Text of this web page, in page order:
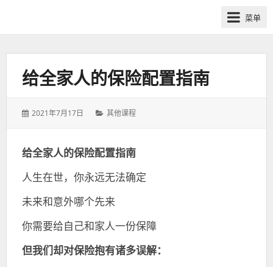
筹
群-
菜单
给全家人的保险配置指南
发
2021年7月17日
分
其他课程
给全家人的保险配置指南
人生在世，你永远无法确定
未来和意外哪个先来
你需要给自己和家人一份保障
但我们却对保险抱有诸多误解：